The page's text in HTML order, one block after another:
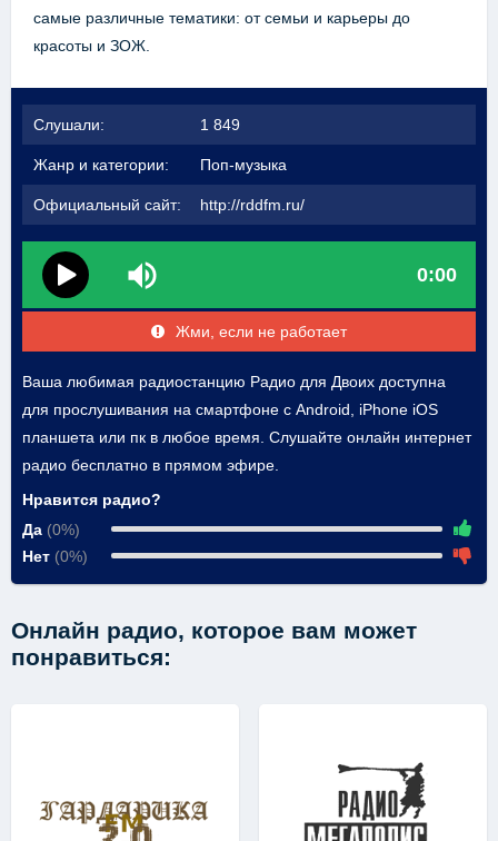
самые различные тематики: от семьи и карьеры до
красоты и ЗОЖ.
Слушали: 1 849
Жанр и категории: Поп-музыка
Официальный сайт: http://rddfm.ru/
0:00
Жми, если не работает
Ваша любимая радиостанцию Радио для Двоих доступна
для прослушивания на смартфоне с Android, iPhone iOS
планшета или пк в любое время. Слушайте онлайн интернет
радио бесплатно в прямом эфире.
Нравится радио?
Да (0%)
Нет (0%)
Онлайн радио, которое вам может
понравиться: